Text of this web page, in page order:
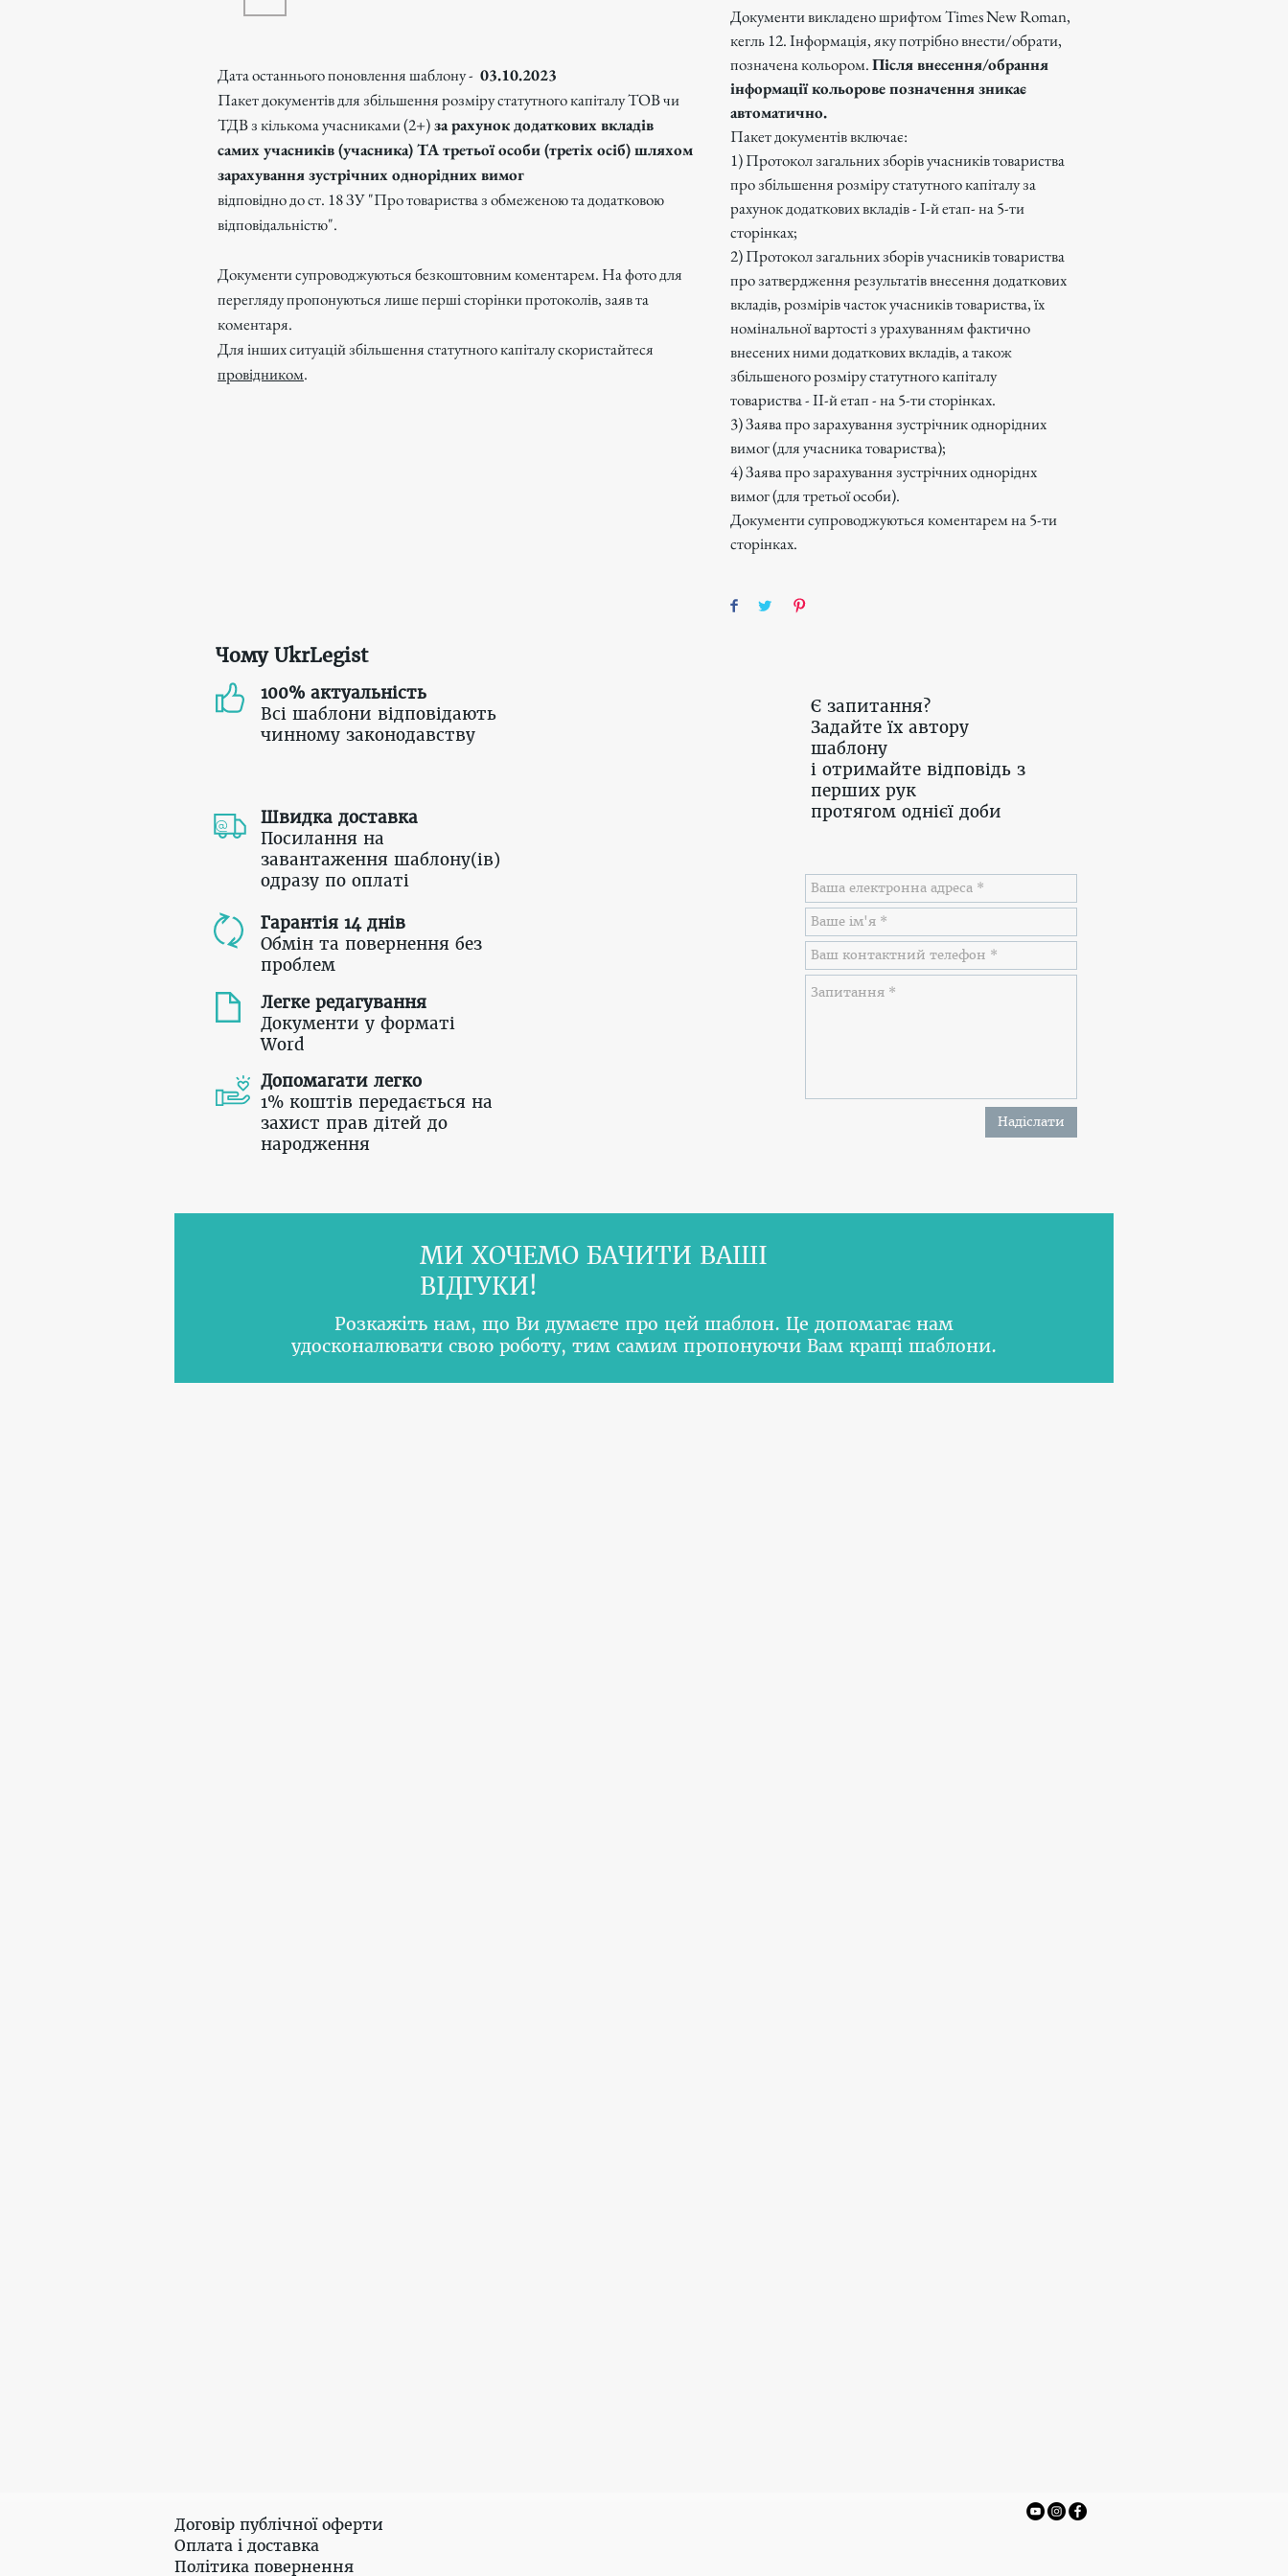
Дата останнього поновлення шаблону - 03.10.2023
Пакет документів для збільшення розміру статутного капіталу ТОВ чи
ТДВ з кількома учасниками (2+)за рахунок додаткових вкладів
самих учасників (учасника) ТА третьої особи (третіх осіб) шляхом
зарахування зустрічних однорідних вимог
відповідно до ст. 18 ЗУ "Про товариства з обмеженою та додатковою
відповідальністю".
Документи супроводжуються безкоштовним коментарем. На фото для
перегляду пропонуються лише перші сторінки протоколів, заяв та
коментаря.
Для інших ситуацій збільшення статутного капіталу скористайтеся
провідником.
Документи викладено шрифтом Times New Roman,
кегль 12. Інформація, яку потрібно внести/обрати,
позначена кольором.Після внесення/обрання
інформації кольорове позначення зникає
автоматично.
Пакет документів включає:
1) Протокол загальних зборів учасників товариства
про збільшення розміру статутного капіталу за
рахунок додаткових вкладів - І-й етап- на 5-ти
сторінках;
2) Протокол загальних зборів учасників товариства
про затвердження результатів внесення додаткових
вкладів, розмірів часток учасників товариства, їх
номінальної вартості з урахуванням фактично
внесених ними додаткових вкладів, а також
збільшеного розміру статутного капіталу
товариства - ІІ-й етап - на 5-ти сторінках.
3) Заява про зарахування зустрічник однорідних
вимог (для учасника товариства);
4) Заява про зарахування зустрічних одноріднх
вимог (для третьої особи).
Документи супроводжуються коментарем на 5-ти
сторінках.
Чому UkrLegist
100% актуальність
Всі шаблони відповідають
чинному законодавству
Швидка доставка
Посилання на
завантаження шаблону(ів)
одразу по оплаті
Гарантія 14 днів
Обмін та повернення без
проблем
Легке редагування
Документи у форматі
Word
Допомагати легко
1% коштів передається на
захист прав дітей до
народження
Є запитання?
Задайте їх автору
шаблону
і отримайте відповідь з
перших рук
протягом однієї доби
Надіслати
МИ ХОЧЕМО БАЧИТИ ВАШІ
ВІДГУКИ!
Розкажіть нам, що Ви думаєте про цей шаблон. Це допомагає нам
удосконалювати свою роботу, тим самим пропонуючи Вам кращі шаблони.
Договір публічної оферти
Оплата і доставка
Політика повернення